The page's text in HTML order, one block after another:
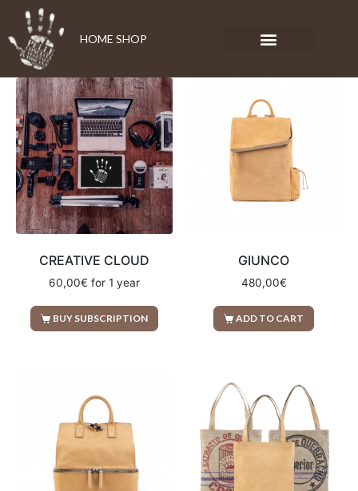
HOME SHOP
CREATIVE CLOUD
60,00€ for 1 year
BUY SUBSCRIPTION
GIUNCO
480,00€
ADD TO CART